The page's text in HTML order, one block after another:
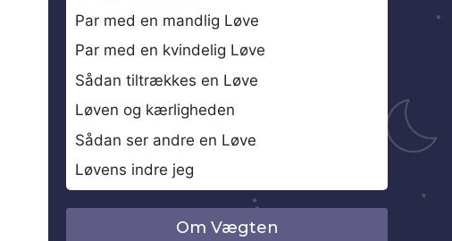
Par med en mandlig Løve
Par med en kvindelig Løve
Sådan tiltrækkes en Løve
Løven og kærligheden
Sådan ser andre en Løve
Løvens indre jeg
Om Vægten